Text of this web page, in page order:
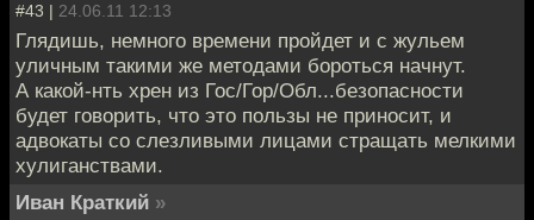
#43 | 24.06.11 12:13
Глядишь, немного времени пройдет и с жульем
уличным такими же методами бороться начнут.
А какой-нть хрен из Гос/Гор/Обл...безопасности
будет говорить, что это пользы не приносит, и
адвокаты со слезливыми лицами стращать мелкими
хулиганствами.
Иван Краткий »